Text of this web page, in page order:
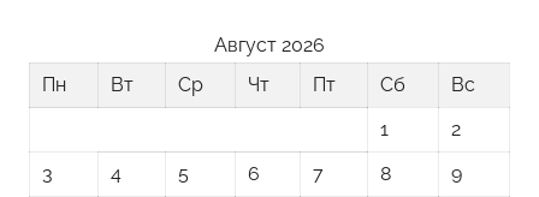
Август 2026
Пн
Вт Ср Чт Пт Сб
Вс
1
2
3
4 5 6 7 8
9